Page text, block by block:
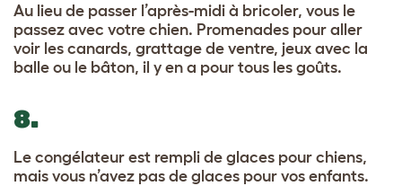
Au lieu de passer l’après-midi à bricoler, vous le
passez avec votre chien. Promenades pour aller
voir les canards, grattage de ventre, jeux avec la
balle ou le bâton, il y en a pour tous les goûts.
8.
Le congélateur est rempli de glaces pour chiens,
mais vous n’avez pas de glaces pour vos enfants.